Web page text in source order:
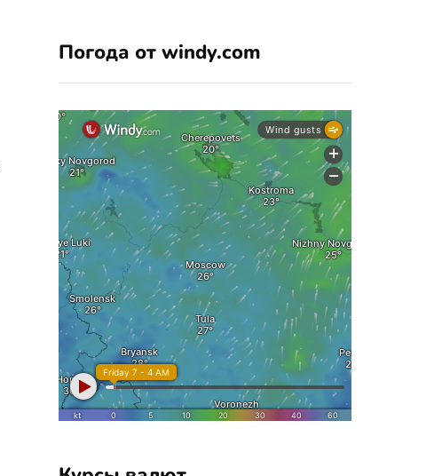
Погода от windy.com